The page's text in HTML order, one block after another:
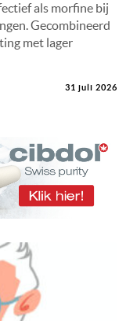
als morfine bij
Gecombineerd
met lager
31 juli 2026